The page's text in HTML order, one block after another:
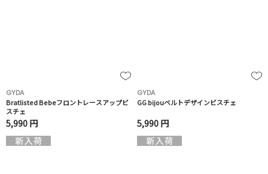
GYDA
Bratlisted Bebeフロントレースアップビ
スチェ
5,990 円
GYDA
GG bijouベルトデザインビスチェ
5,990 円